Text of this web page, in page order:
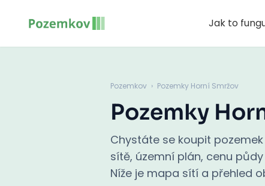
Jak to
Pozemkov › Pozemky Horní Smržov
Pozemky
Chystáte se koupit
sítě, územní plán, cenu
Níže je mapa sítí a přehled